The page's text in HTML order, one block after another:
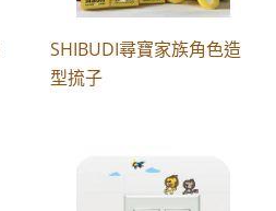
SHIBUDI尋寶家族角色造
型㧧子